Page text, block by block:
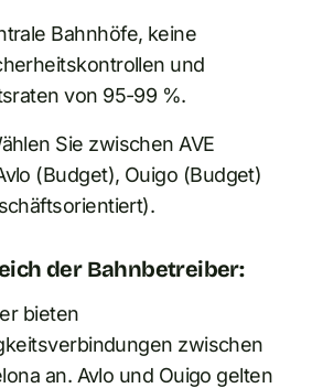
Bahnhöfe, keine
und
von 95-99 %.
Sie zwischen AVE
(Budget), Ouigo (Budget)
der Bahnbetreiber:
bieten
zwischen
an. Avlo und Ouigo gelten